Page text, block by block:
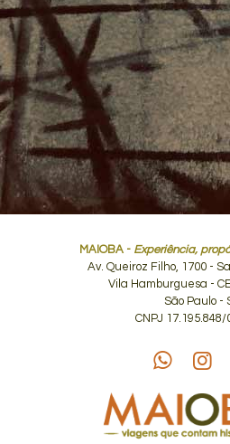
MAIOBA - Experiência,
Av. Queiroz Filho, 1700 -
Vila Hamburguesa -
São Paulo -
CNPJ